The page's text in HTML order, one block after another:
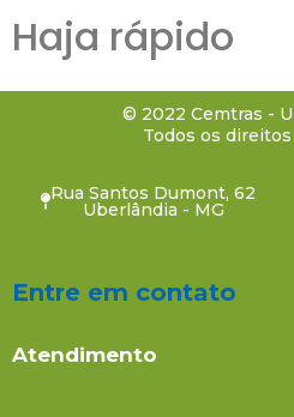
Haja rápido
© 2022 Cemtras -
Todos os
Rua Santos Dumont, 62
Uberlândia - MG
Entre em contato
Atendimento